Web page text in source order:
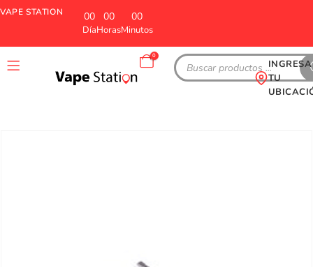
VAPE STATION 00
Día
00
Horas
00
Minutos
0
INGRESA
TU